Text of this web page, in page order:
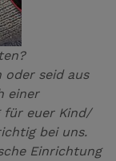
seid aus
einer
für euer Kind/
bei uns.
Einrichtung